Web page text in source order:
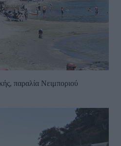
παραλία Νειμποριού